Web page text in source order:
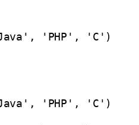
'PHP', 'C')
'PHP', 'C')